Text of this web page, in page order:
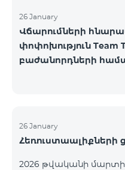
26 January
Վճարումների
փոփոխություն Team
բաժանորդների
26 January
Հեռուստաալիքների
2026 թվականի մարտի